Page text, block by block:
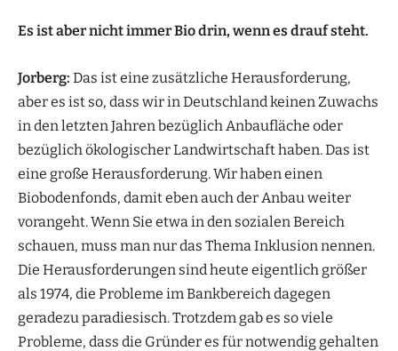
Es ist aber nicht immer Bio drin, wenn es drauf steht.
Jorberg: Das ist eine zusätzliche Herausforderung,
aber es ist so, dass wir in Deutschland keinen Zuwachs
in den letzten Jahren bezüglich Anbaufläche oder
bezüglich ökologischer Landwirtschaft haben. Das ist
eine große Herausforderung. Wir haben einen
Biobodenfonds, damit eben auch der Anbau weiter
vorangeht. Wenn Sie etwa in den sozialen Bereich
schauen, muss man nur das Thema Inklusion nennen.
Die Herausforderungen sind heute eigentlich größer
als 1974, die Probleme im Bankbereich dagegen
geradezu paradiesisch. Trotzdem gab es so viele
Probleme, dass die Gründer es für notwendig gehalten